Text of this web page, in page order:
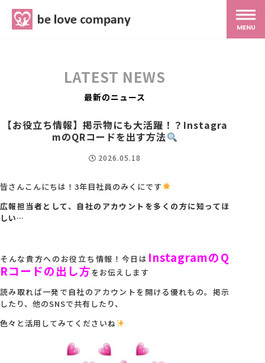
MENU
スタッフ紹介
会社概要
アクセス
LATEST NEWS
最新のニュース
【お役立ち情報】掲示物にも大活躍！？Instagra
mのQRコードを出す方法
2026.05.18
皆さんこんにちは！3年目社員のみくにです
広報担当者として、自社のアカウントを多くの方に知ってほ
しい…
そんな貴方へのお役立ち情報！今日は InstagramのQ
Rコードの出し方をお伝えします
読み取れば一発で自社のアカウントを開ける優れもの。掲示
したり、他のSNSで共有したり、
色々と活用してみてくださいね